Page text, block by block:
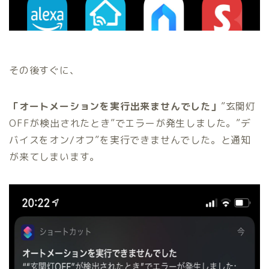
その後すぐに、
「オートメーションを実行出来ませんでした」 ”玄関灯
OFFが検出されたとき”でエラーが発生しました。”デ
バイスをオン/オフ”を実行できませんでした。と通知
が来てしまいます。